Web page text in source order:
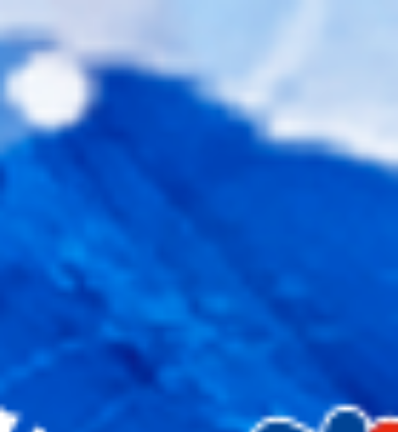
23-24赛季CAAU楚雄站冬季赛
18255人次浏览
云南-楚雄
热门